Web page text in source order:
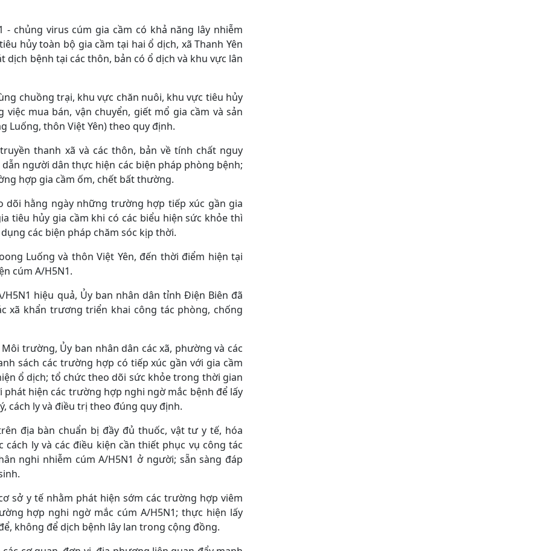
- chủng virus cúm gia cầm có khả năng lây nhiễm
hủy toàn bộ gia cầm tại hai ổ dịch, xã Thanh Yên
dịch bệnh tại các thôn, bản có ổ dịch và khu vực lân
chuồng trại, khu vực chăn nuôi, khu vực tiêu hủy
mua bán, vận chuyển, giết mổ gia cầm và sản
Luống, thôn Việt Yên) theo quy định.
thanh xã và các thôn, bản về tính chất nguy
người dân thực hiện các biện pháp phòng bệnh;
hợp gia cầm ốm, chết bất thường.
dõi hằng ngày những trường hợp tiếp xúc gần gia
tiêu hủy gia cầm khi có các biểu hiện sức khỏe thì
các biện pháp chăm sóc kịp thời.
Luống và thôn Việt Yên, đến thời điểm hiện tại
cúm A/H5N1.
hiệu quả, Ủy ban nhân dân tỉnh Điện Biên đã
xã khẩn trương triển khai công tác phòng, chống
trường, Ủy ban nhân dân các xã, phường và các
sách các trường hợp có tiếp xúc gần với gia cầm
ổ dịch; tổ chức theo dõi sức khỏe trong thời gian
hiện các trường hợp nghi ngờ mắc bệnh để lấy
cách ly và điều trị theo đúng quy định.
địa bàn chuẩn bị đầy đủ thuốc, vật tư y tế, hóa
ly và các điều kiện cần thiết phục vụ công tác
nghi nhiễm cúm A/H5N1 ở người; sẵn sàng đáp
sở y tế nhằm phát hiện sớm các trường hợp viêm
hợp nghi ngờ mắc cúm A/H5N1; thực hiện lấy
không để dịch bệnh lây lan trong cộng đồng.